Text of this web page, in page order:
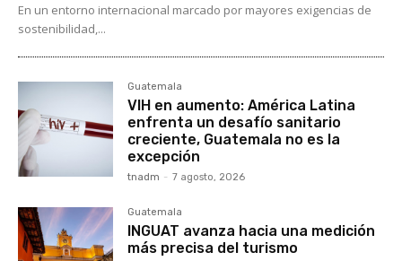
En un entorno internacional marcado por mayores exigencias de
sostenibilidad,...
Guatemala
VIH en aumento: América Latina
enfrenta un desafío sanitario
creciente, Guatemala no es la
excepción
tnadm - 7 agosto, 2026
Guatemala
INGUAT avanza hacia una medición
más precisa del turismo